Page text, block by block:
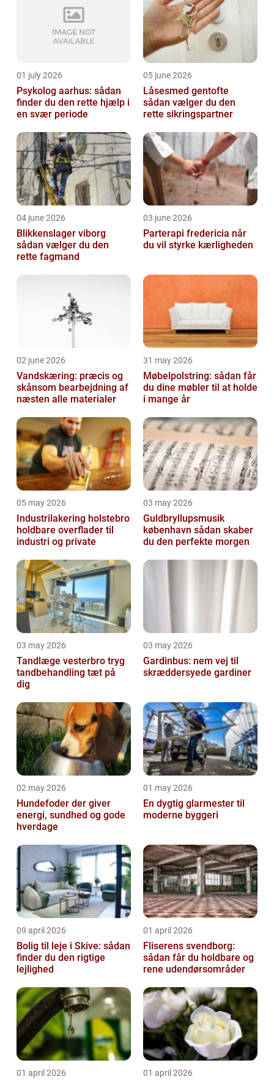
01 july 2026
Psykolog aarhus: sådan
finder du den rette hjælp i
en svær periode
05 june 2026
Låsesmed gentofte
sådan vælger du den
rette sikringspartner
04 june 2026
Blikkenslager viborg
sådan vælger du den
rette fagmand
03 june 2026
Parterapi fredericia når
du vil styrke kærligheden
02 june 2026
Vandskæring: præcis og
skånsom bearbejdning af
næsten alle materialer
31 may 2026
Møbelpolstring: sådan får
du dine møbler til at holde
i mange år
05 may 2026
Industrilakering holstebro
holdbare overflader til
industri og private
03 may 2026
Guldbryllupsmusik
københavn sådan skaber
du den perfekte morgen
03 may 2026
Tandlæge vesterbro tryg
tandbehandling tæt på
dig
03 may 2026
Gardinbus: nem vej til
skræddersyede gardiner
02 may 2026
Hundefoder der giver
energi, sundhed og gode
hverdage
01 may 2026
En dygtig glarmester til
moderne byggeri
09 april 2026
Bolig til leje i Skive: sådan
finder du den rigtige
lejlighed
01 april 2026
Fliserens svendborg:
sådan får du holdbare og
rene udendørsområder
01 april 2026 01 april 2026